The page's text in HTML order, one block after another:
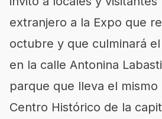
extranjero a la Expo que
octubre y que culminará
en la calle Antonina
parque que lleva el
Centro Histórico de la